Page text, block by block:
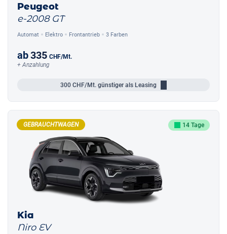
Peugeot
e-2008 GT
Automat Elektro Frontantrieb 3 Farben
ab335 CHF/Mt.
+ Anzahlung
300 CHF/Mt. günstiger als Leasing
GEBRAUCHTWAGEN 14 Tage
Kia
Niro EV